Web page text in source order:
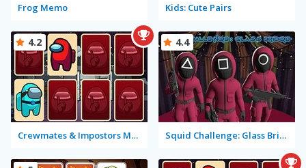
Frog Memo Kids: Cute Pairs
Crewmates & Impostors Memory
4.2
Squid Challenge: Glass Bridge
4.4